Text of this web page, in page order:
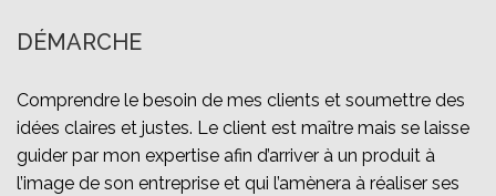
DÉMARCHE
Comprendre le besoin de mes clients et soumettre des
idées claires et justes. Le client est maître mais se laisse
guider par mon expertise afin d’arriver à un produit à
l’image de son entreprise et qui l’amènera à réaliser ses